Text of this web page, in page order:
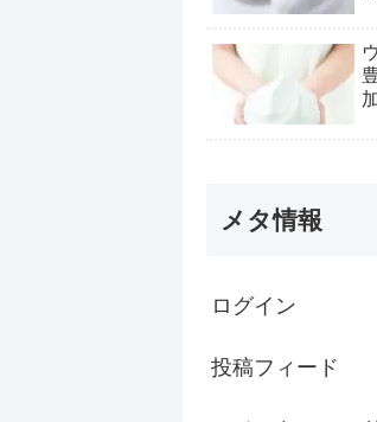
メタ情報
ログイン
投稿フィード